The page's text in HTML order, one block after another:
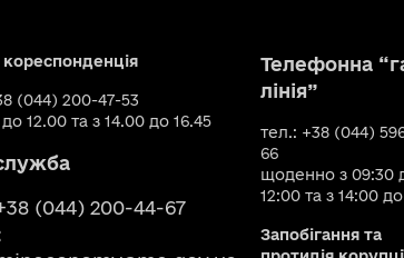
кореспонденція
(044) 200-47-53
12.00 та з 14.00 до 16.45
(044) 200-44-67
Телефонна
лінія”
тел.: +38 (044)
66
щоденно з 09:30
12:00 та з 14:00
Запобігання та